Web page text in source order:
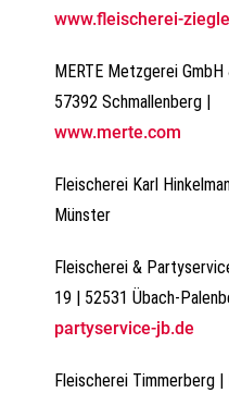
www.fleischerei-
MERTE Metzgerei
57392 Schmallenberg |
www.merte.com
Fleischerei Karl
Münster
Fleischerei &
19 | 52531 Übach-
partyservice-jb.de
Fleischerei Timmerberg